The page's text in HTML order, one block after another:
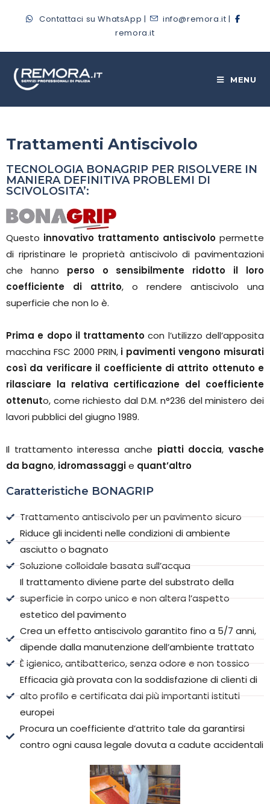
Contattaci su WhatsApp | info@remora.it |
remora.it
MENU
Trattamenti Antiscivolo
TECNOLOGIA BONAGRIP PER RISOLVERE IN
MANIERA DEFINITIVA PROBLEMI DI
SCIVOLOSITA’:
Questo innovativo trattamento antiscivolo permette
di ripristinare le proprietà antiscivolo di pavimentazioni
che hanno perso o sensibilmente ridotto il loro
coefficiente di attrito, o rendere antiscivolo una
superficie che non lo è.
Prima e dopo il trattamento con l’utilizzo dell’apposita
macchina FSC 2000 PRIN,i pavimenti vengono misurati
così da verificare il coefficiente di attrito ottenuto e
rilasciare la relativa certificazione del coefficiente
ottenuto, come richiesto dal D.M. n°236 del ministero dei
lavori pubblici del giugno 1989.
Il trattamento interessa anche piatti doccia,vasche
da bagno, idromassaggie quant’altro
Caratteristiche BONAGRIP
Trattamento antiscivolo per un pavimento sicuro
Riduce gli incidenti nelle condizioni di ambiente
asciutto o bagnato
Soluzione colloidale basata sull’acqua
Il trattamento diviene parte del substrato della
superficie in corpo unico e non altera l’aspetto
estetico del pavimento
Crea un effetto antiscivolo garantito fino a 5/7 anni,
dipende dalla manutenzione dell’ambiente trattato
È igienico, antibatterico, senza odore e non tossico
Efficacia già provata con la soddisfazione di clienti di
alto profilo e certificata dai più importanti istituti
europei
Procura un coefficiente d’attrito tale da garantirsi
contro ogni causa legale dovuta a cadute accidentali